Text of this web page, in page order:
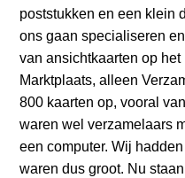
poststukken en een klein
ons gaan specialiseren
van ansichtkaarten op
Marktplaats, alleen
800 kaarten op, vooral
waren wel verzamelaars
een computer. Wij
waren dus groot. Nu